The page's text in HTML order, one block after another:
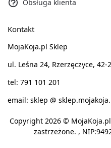
Obsługa klienta
Kontakt
MojaKoja.pl Sklep
ul. Leśna 24, Rzerzęczyce, 42-
tel: 791 101 201
email: sklep @
Copyright 2026 ©
zastrzeżone. ,